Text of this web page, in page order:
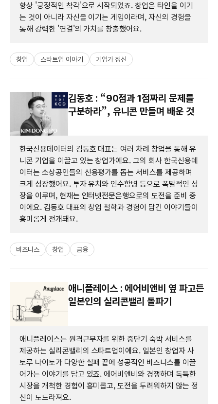
항상 '긍정적인 착각'으로 시작되었죠. 창업은 타인을 이기
는 것이 아니라 자신을 이기는 게임이라며, 자신의 경험을
통해 강력한 '연결'의 가치를 창출했어요.
창업 스타트업 이야기 기업가 정신
김동호 : “90점과 1점짜리 문제를
구분하라”, 유니콘 만들며 배운 것
한국신용데이터의 김동호 대표는 여러 차례 창업을 통해 유
니콘 기업을 이끌고 있는 창업가예요. 그의 회사 한국신용데
이터는 소상공인들의 신용평가를 돕는 서비스를 제공하며
크게 성장했어요. 투자 유치와 인수합병 등으로 폭발적인 성
장을 이루며, 현재는 인터넷전문은행으로의 도전을 준비 중
이에요. 김동호 대표의 창업 철학과 경험이 담긴 이야기들이
흥미롭게 전개돼요.
비즈니스 창업 금융
애니플레이스 : 에어비앤비 옆 파고든
일본인의 실리콘밸리 돌파기
애니플레이스는 원격근무자를 위한 중단기 숙박 서비스를
제공하는 실리콘밸리의 스타트업이에요. 일본인 창업자 사
토루 나이토가 다양한 실패 끝에 성공적인 비즈니스를 이끌
어가는 이야기를 담고 있죠. 에어비앤비와 경쟁하며 독특한
시장을 개척한 경험이 흥미롭고, 도전을 두려워하지 않는 정
신이 도드라져요.